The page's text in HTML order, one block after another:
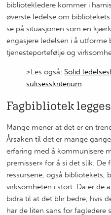
bibliotekledere kommer i
øverste ledelse om
se på situasjonen som en
engasjere ledelsen i å utforme
tjenesteportefølje og
>Les også: Solid
suksesskriterium
Fagbibliotek
Mange mener at det er en
Årsaken til det er mange
erfaring med å kommunisere
premisser» for å si det slik. De
ressursene, også bibliotekets,
virksomheten i stort. Da er de
bidra til at det blir bedre, hvis
har de liten sans for fagledere